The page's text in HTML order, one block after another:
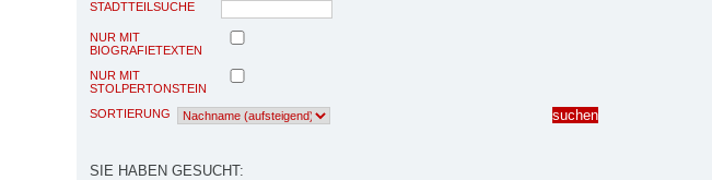
STADTTEILSUCHE
NUR MIT
BIOGRAFIETEXTEN
NUR MIT
STOLPERTONSTEIN
SORTIERUNG
SIE HABEN GESUCHT: